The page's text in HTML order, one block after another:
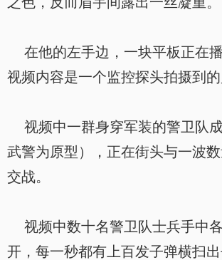
在他的左手边，一块平板正在播
视频内容是一个监控探头拍摄到的
视频中一群身穿军装的警卫队
武警为原型），正在街头与一波
交战。
视频中数十名警卫队士兵手中
开，每一秒都有上百发子弹横扫出